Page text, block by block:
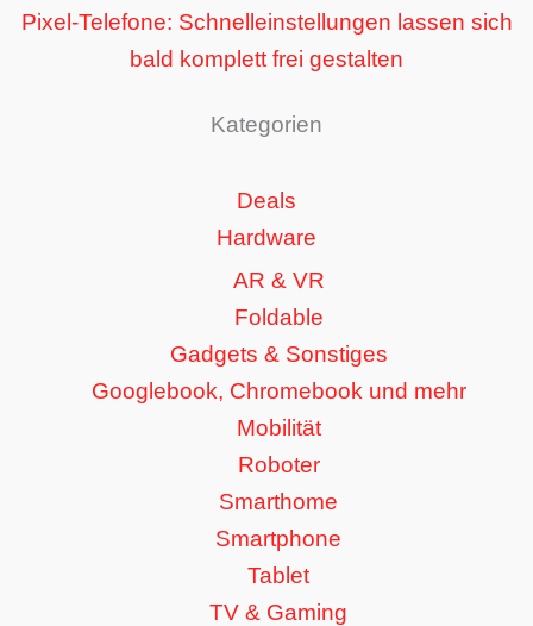
Pixel-Telefone: Schnelleinstellungen lassen sich
bald komplett frei gestalten
Kategorien
Deals
Hardware
AR & VR
Foldable
Gadgets & Sonstiges
Googlebook, Chromebook und mehr
Mobilität
Roboter
Smarthome
Smartphone
Tablet
TV & Gaming